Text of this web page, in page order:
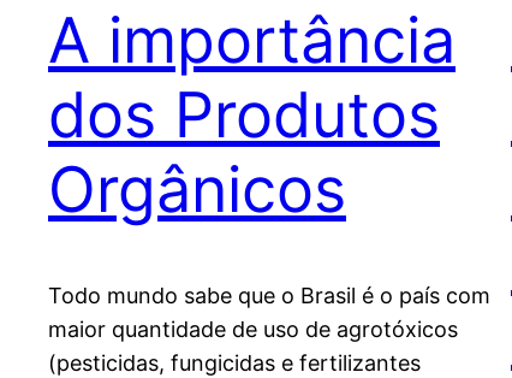
A importância
dos Produtos
Orgânicos
Todo mundo sabe que o Brasil é o país com
maior quantidade de uso de agrotóxicos
(pesticidas, fungicidas e fertilizantes